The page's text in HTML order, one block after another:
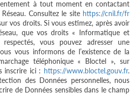
à tout moment en contactant
Consultez le site https://cnil.fr/fr
vos droits. Si vous estimez, après avoir
que vos droits « Informatique et
vous pouvez adresser une
vous informons de l’existence de la
téléphonique « Bloctel », sur
inscrire ici : https://www.bloctel.gouv.fr.
des Données personnelles, nous
de Données sensibles dans le champ